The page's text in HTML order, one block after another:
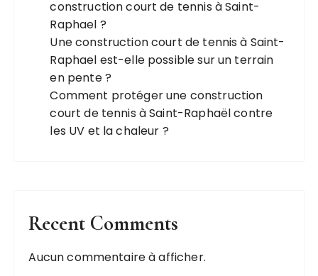
construction court de tennis à Saint-
Raphael ?
Une construction court de tennis à Saint-
Raphael est-elle possible sur un terrain
en pente ?
Comment protéger une construction
court de tennis à Saint-Raphaël contre
les UV et la chaleur ?
Recent Comments
Aucun commentaire à afficher.